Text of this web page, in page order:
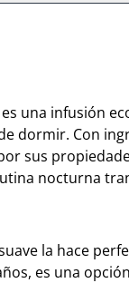
una infusión
dormir. Con
sus
nocturna
la hace
es una